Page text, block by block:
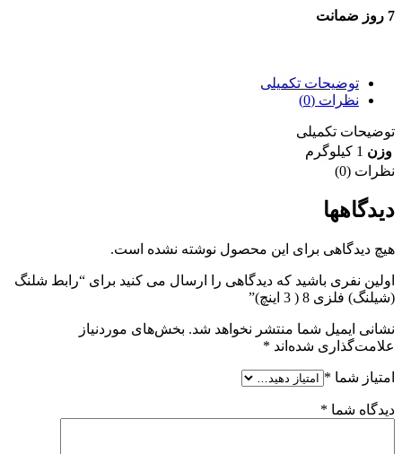
7 روز ضمانت
توضیحات تکمیلی
نظرات (0)
توضیحات تکمیلی
وزن 1 کیلوگرم
نظرات (0)
دیدگاهها
هیچ دیدگاهی برای این محصول نوشته نشده است.
اولین نفری باشید که دیدگاهی را ارسال می کنید برای “رابط شلنگ
(شیلنگ) فلزی 8 ( 3 اینچ)”
نشانی ایمیل شما منتشر نخواهد شد. بخش‌های موردنیاز
علامت‌گذاری شده‌اند *
امتیاز شما *
دیدگاه شما *